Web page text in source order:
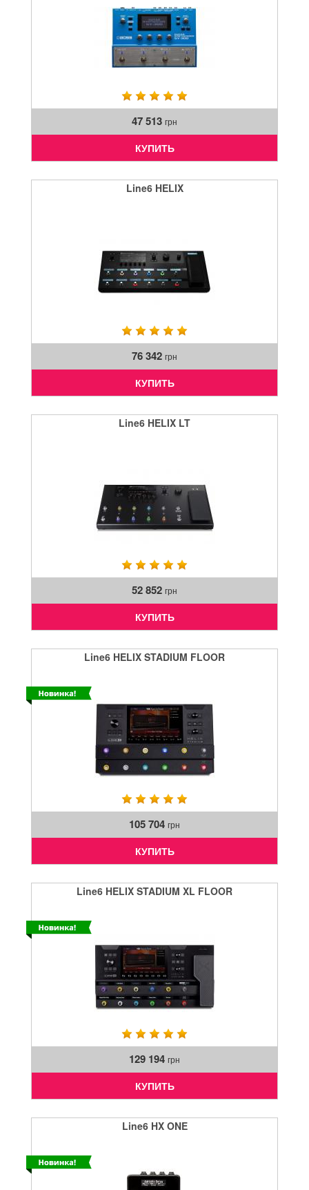
47 513 грн
КУПИТЬ
Line6 HELIX
76 342 грн
КУПИТЬ
Line6 HELIX LT
52 852 грн
КУПИТЬ
Line6 HELIX STADIUM FLOOR
105 704 грн
КУПИТЬ
Line6 HELIX STADIUM XL FLOOR
129 194 грн
КУПИТЬ
Line6 HX ONE